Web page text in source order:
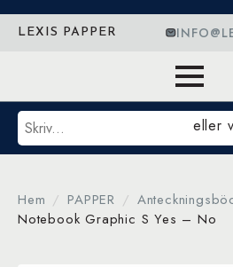
LEXIS PAPPER
Sök eller
Hem PAPPER
Notebook Graphic S Yes – No